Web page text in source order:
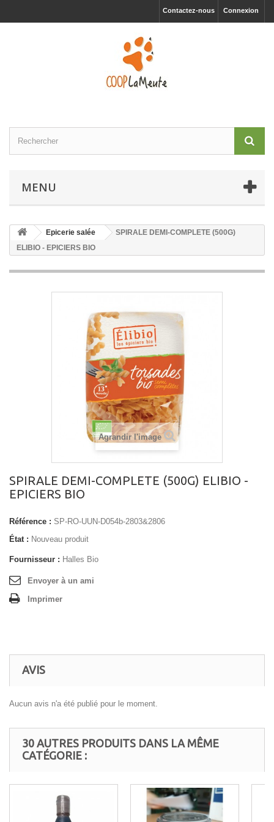
Connexion
Contactez-nous
MENU
Epicerie salée
SPIRALE DEMI-COMPLETE (500G)
ELIBIO - EPICIERS BIO
Agrandir l'image
SPIRALE DEMI-COMPLETE (500G) ELIBIO -
EPICIERS BIO
Référence : SP-RO-UUN-D054b-2803&2806
État : Nouveau produit
Fournisseur : Halles Bio
Envoyer à un ami
Imprimer
AVIS
Aucun avis n'a été publié pour le moment.
30 AUTRES PRODUITS DANS LA MÊME
CATÉGORIE :